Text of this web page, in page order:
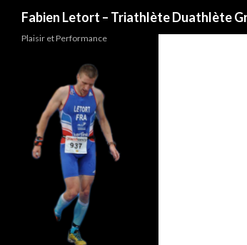
Fabien Letort – Triathlète Duathlète
Plaisir et Performance